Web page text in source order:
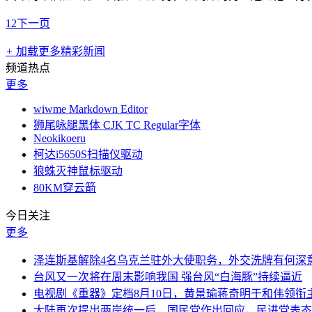
1 2下一页
+ 加载更多精彩新闻
频道热点
更多
wiwme Markdown Editor
狮尾咏腿黑体 CJK TC Regular字体
Neokikoeru
柯达i5650S扫描仪驱动
狼蛛灭神鼠标驱动
80KM穿云箭
今日关注
更多
泽连斯基解除4名乌克兰驻外大使职务，外交洗牌有何深
台风又一次将在周末影响我国 强台风“白海豚”持续逼近
电视剧《重器》定档8月10日，黄景瑜蒋奇明于和伟领衔